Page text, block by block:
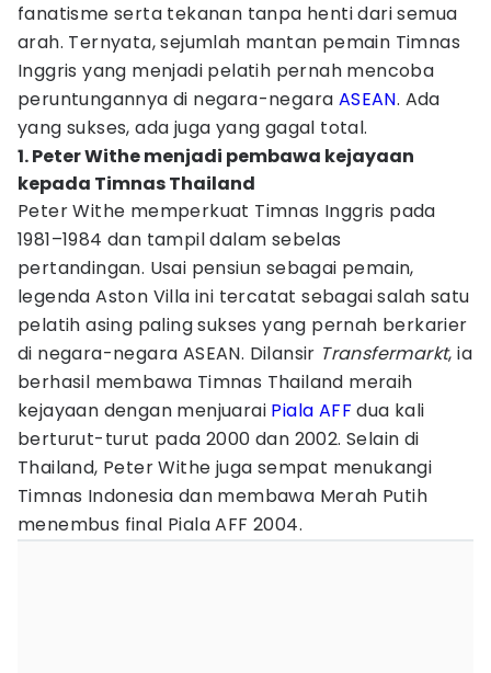
fanatisme serta tekanan tanpa henti dari semua
arah. Ternyata, sejumlah mantan pemain Timnas
Inggris yang menjadi pelatih pernah mencoba
peruntungannya di negara-negara ASEAN. Ada
yang sukses, ada juga yang gagal total.
1. Peter Withe menjadi pembawa kejayaan
kepada Timnas Thailand
Peter Withe memperkuat Timnas Inggris pada
1981–1984 dan tampil dalam sebelas
pertandingan. Usai pensiun sebagai pemain,
legenda Aston Villa ini tercatat sebagai salah satu
pelatih asing paling sukses yang pernah berkarier
di negara-negara ASEAN. Dilansir Transfermarkt, ia
berhasil membawa Timnas Thailand meraih
kejayaan dengan menjuarai Piala AFF dua kali
berturut-turut pada 2000 dan 2002. Selain di
Thailand, Peter Withe juga sempat menukangi
Timnas Indonesia dan membawa Merah Putih
menembus final Piala AFF 2004.